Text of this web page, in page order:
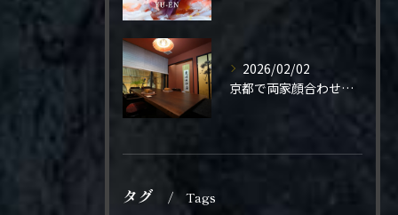
2026/02/02
京都で両家顔合わせをご検討の方へ。
タグ Tags